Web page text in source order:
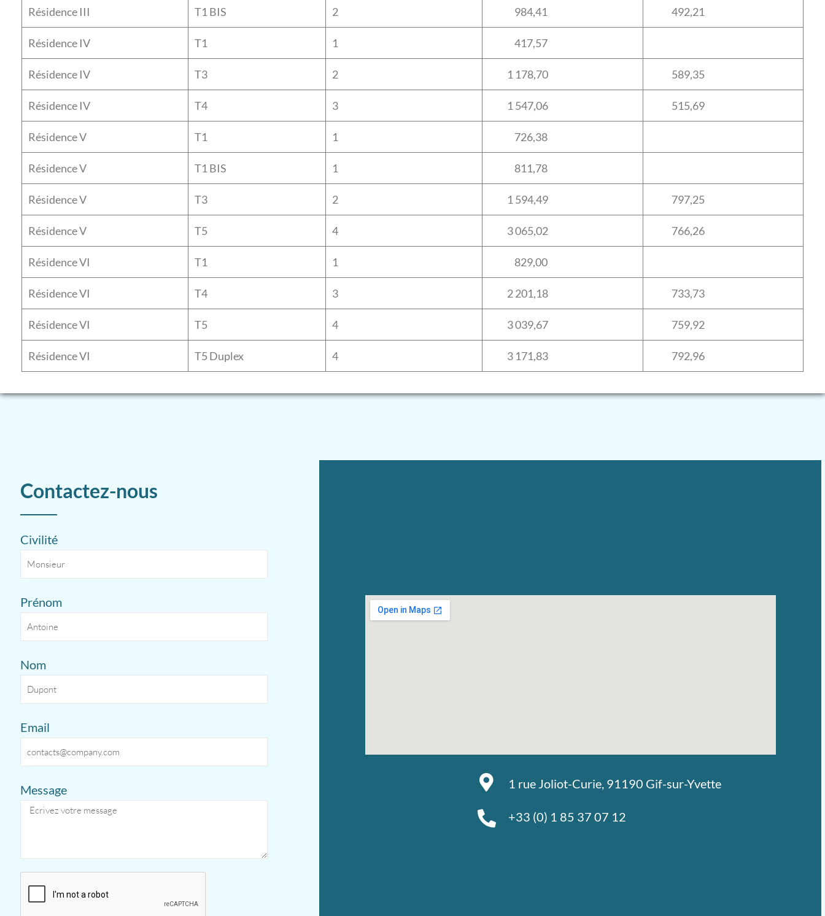
Résidence III T1 BIS 2 984,41 492,21
Résidence IV T1 1 417,57
Résidence IV T3 2 1 178,70 589,35
Résidence IV T4 3 1 547,06 515,69
Résidence V T1 1 726,38
Résidence V T1 BIS 1 811,78
Résidence V T3 2 1 594,49 797,25
Résidence V T5 4 3 065,02 766,26
Résidence VI T1 1 829,00
Résidence VI T4 3 2 201,18 733,73
Résidence VI T5 4 3 039,67 759,92
Résidence VI T5 Duplex 4 3 171,83 792,96
Contactez-nous
Civilité
Prénom
Nom
Email
Message 1 rue Joliot-Curie, 91190 Gif-sur-Yvette
+33 (0) 1 85 37 07 12